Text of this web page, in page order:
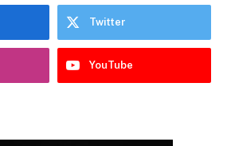
Twitter
YouTube